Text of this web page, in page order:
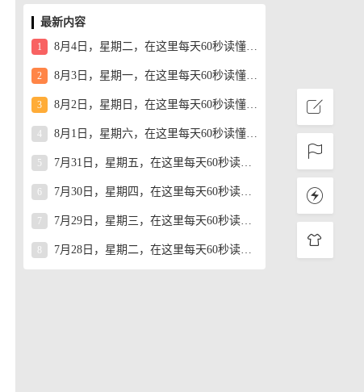
最新内容
1 8月4日，星期二，在这里每天60秒读懂世界！
2 8月3日，星期一，在这里每天60秒读懂世界！
3 8月2日，星期日，在这里每天60秒读懂世界！
4 8月1日，星期六，在这里每天60秒读懂世界！
5 7月31日，星期五，在这里每天60秒读懂世界！
6 7月30日，星期四，在这里每天60秒读懂世界！
7 7月29日，星期三，在这里每天60秒读懂世界！
7月28日，星期二，在这里每天60秒读懂世界！